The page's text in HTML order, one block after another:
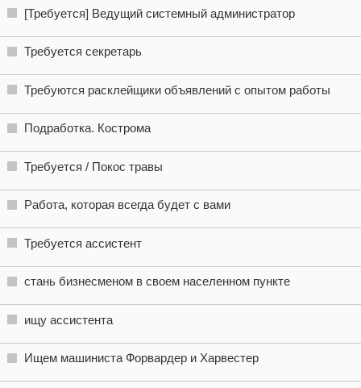
[Требуется] Ведущий системный администратор
Требуется секретарь
Требуются расклейщики объявлений с опытом работы
Подработка. Кострома
Требуется / Покос травы
Работа, которая всегда будет с вами
Требуется ассистент
стань бизнесменом в своем населенном пункте
ищу ассистента
Ищем машиниста Форвардер и Харвестер